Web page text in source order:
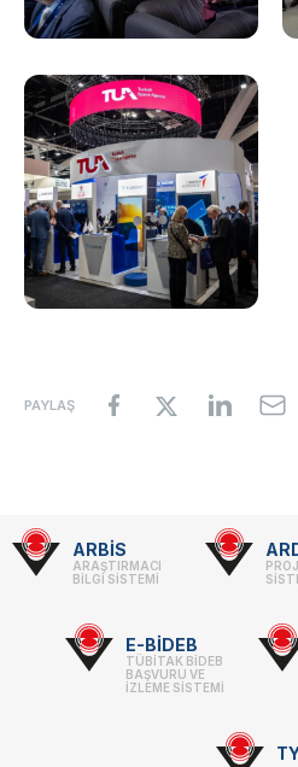
PAYLAŞ
Footer
Linkler
ARBİS
ARAŞTIRMACI
BİLGİ SİSTEMİ
E-BİDEB
TÜBİTAK BİDEB
BAŞVURU VE
İZLEME SİSTEMİ